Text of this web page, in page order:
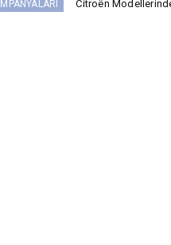
Citroën Modellerinde Ağustosa